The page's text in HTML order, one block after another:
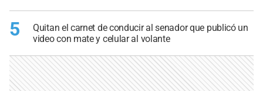
5
Quitan el carnet de conducir al senador que publicó un
video con mate y celular al volante